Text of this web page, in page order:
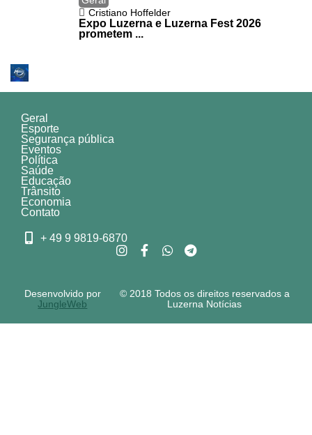
Cristiano Hoffelder
Expo Luzerna e Luzerna Fest 2026
prometem ...
Geral
Esporte
Segurança pública
Eventos
Política
Saúde
Educação
Trânsito
Economia
Contato
+ 49 9 9819-6870
© 2018 Todos os direitos reservados a
Luzerna Notícias
Desenvolvido por
JungleWeb